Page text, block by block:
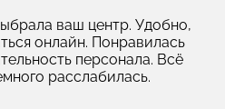
ваш центр. Удобно,
онлайн. Понравилась
персонала. Всё
расслабилась.